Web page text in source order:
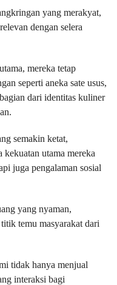
yang merakyat,
dengan selera
mereka tetap
seperti aneka sate usus,
dari identitas kuliner
semakin ketat,
utama mereka
juga pengalaman sosial
yang nyaman,
temu masyarakat dari
tidak hanya menjual
interaksi bagi